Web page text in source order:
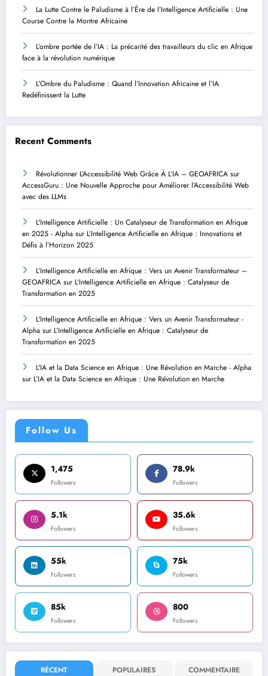
La Lutte Contre le Paludisme à l’Ère de l’Intelligence Artificielle : Une
Course Contre la Montre Africaine
L’ombre portée de l’IA : La précarité des travailleurs du clic en Afrique
face à la révolution numérique
L’Ombre du Paludisme : Quand l’Innovation Africaine et l’IA
Redéfinissent la Lutte
Recent Comments
Révolutionner L’Accessibilité Web Grâce À L’IA – GEOAFRICA sur
AccessGuru : Une Nouvelle Approche pour Améliorer l’Accessibilité Web
avec des LLMs
L'Intelligence Artificielle : Un Catalyseur de Transformation en Afrique
en 2025 - Alpha sur L’Intelligence Artificielle en Afrique : Innovations et
Défis à l’Horizon 2025
L’Intelligence Artificielle en Afrique : Vers un Avenir Transformateur –
GEOAFRICA sur L’Intelligence Artificielle en Afrique : Catalyseur de
Transformation en 2025
L'Intelligence Artificielle en Afrique : Vers un Avenir Transformateur -
Alpha sur L’Intelligence Artificielle en Afrique : Catalyseur de
Transformation en 2025
L'IA et la Data Science en Afrique : Une Révolution en Marche - Alpha
sur L’IA et la Data Science en Afrique : Une Révolution en Marche
Follow Us
1,475
Followers
78.9k
Followers
5.1k
Followers
35.6k
Followers
55k
Followers
75k
Followers
85k
Followers
800
Followers
RÉCENT POPULAIRES COMMENTAIRE